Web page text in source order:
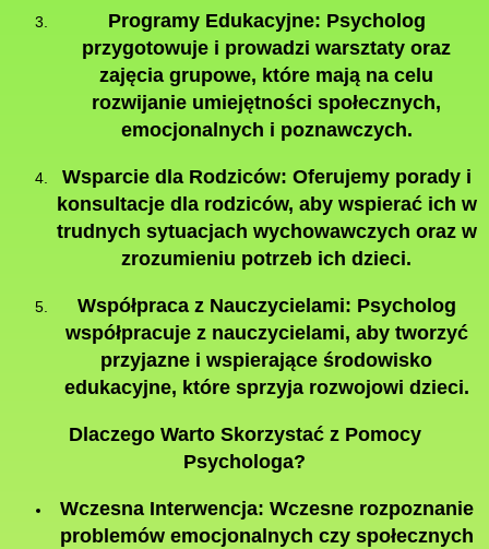
Programy Edukacyjne: Psycholog
przygotowuje i prowadzi warsztaty oraz
zajęcia grupowe, które mają na celu
rozwijanie umiejętności społecznych,
emocjonalnych i poznawczych.
Wsparcie dla Rodziców: Oferujemy porady i
konsultacje dla rodziców, aby wspierać ich w
trudnych sytuacjach wychowawczych oraz w
zrozumieniu potrzeb ich dzieci.
Współpraca z Nauczycielami: Psycholog
współpracuje z nauczycielami, aby tworzyć
przyjazne i wspierające środowisko
edukacyjne, które sprzyja rozwojowi dzieci.
Dlaczego Warto Skorzystać z Pomocy
Psychologa?
Wczesna Interwencja: Wczesne rozpoznanie
problemów emocjonalnych czy społecznych